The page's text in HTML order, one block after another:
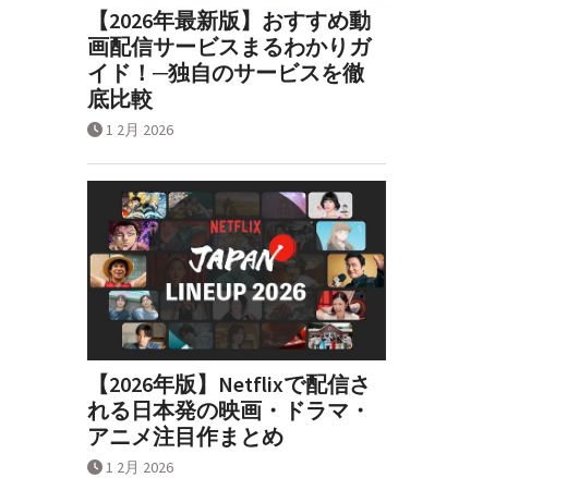
【2026年最新版】おすすめ動
画配信サービスまるわかりガ
イド！─独自のサービスを徹
底比較
1 2月 2026
【2026年版】Netflixで配信さ
れる日本発の映画・ドラマ・
アニメ注目作まとめ
1 2月 2026